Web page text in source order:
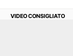
VIDEO CONSIGLIATO